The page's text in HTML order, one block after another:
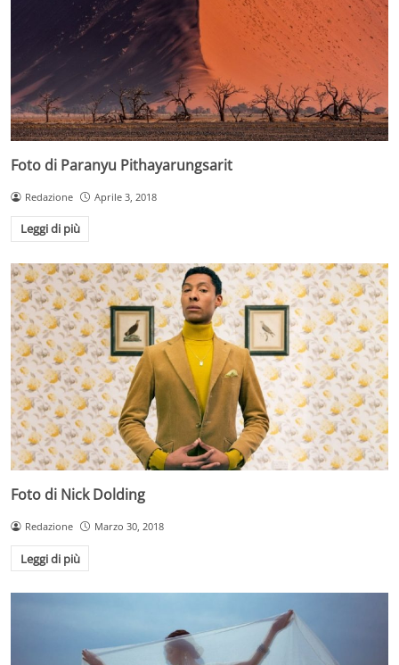
Foto di Paranyu Pithayarungsarit
Redazione Aprile 3, 2018
Leggi di più
Foto di Nick Dolding
Redazione Marzo 30, 2018
Leggi di più